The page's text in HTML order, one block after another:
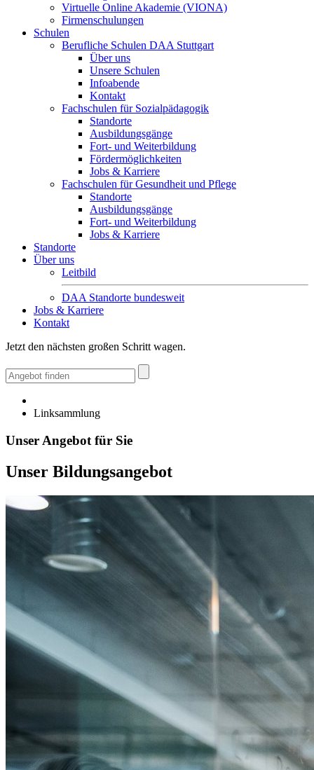
Virtuelle Online Akademie (VIONA)
Firmenschulungen
Schulen
Berufliche Schulen DAA Stuttgart
Über uns
Unsere Schulen
Infoabende
Kontakt
Fachschulen für Sozialpädagogik
Standorte
Ausbildungsgänge
Fort- und Weiterbildung
Fördermöglichkeiten
Jobs & Karriere
Fachschulen für Gesundheit und Pflege
Standorte
Ausbildungsgänge
Fort- und Weiterbildung
Jobs & Karriere
Standorte
Über uns
Leitbild
DAA Standorte bundesweit
Jobs & Karriere
Kontakt
Jetzt den nächsten großen Schritt wagen.
Linksammlung
Unser Angebot für Sie
Unser Bildungsangebot